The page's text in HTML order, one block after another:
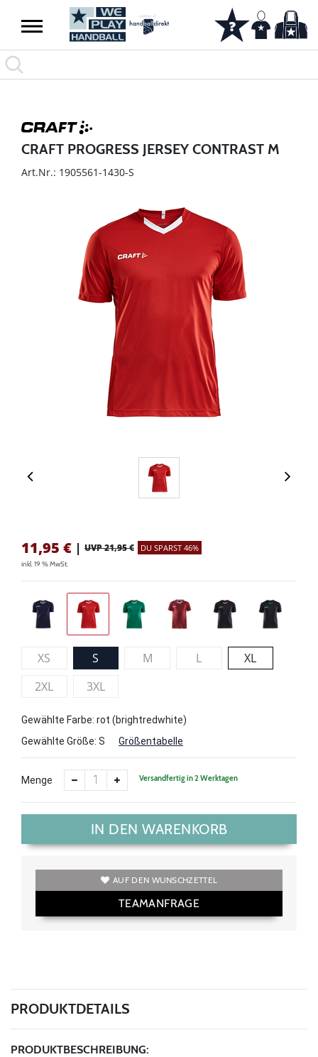
CRAFT PROGRESS JERSEY CONTRAST M
Art.Nr.: 1905561-1430-S
11,95 € | UVP 21,95 € DU SPARST 46%
inkl. 19 % MwSt.
XS S M L
XL
2XL
3XL
Gewählte Farbe: rot (brightredwhite)
Gewählte Größe: S Größentabelle
Menge Versandfertig in 2 Werktagen
IN DEN WARENKORB
AUF DEN WUNSCHZETTEL
TEAMANFRAGE
PRODUKTDETAILS
PRODUKTBESCHREIBUNG: